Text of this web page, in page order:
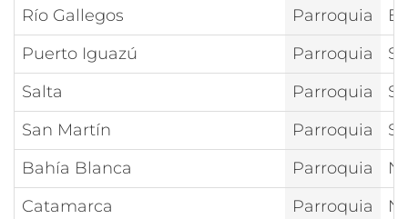
Río Gallegos Parroquia
Puerto Iguazú
Parroquia
Salta
Parroquia
San Martín
Parroquia
Bahía Blanca
Parroquia
Catamarca
Parroquia